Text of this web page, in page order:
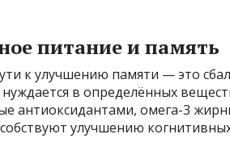
питание и память
к улучшению памяти — это
в определённых
антиоксидантами, омега-3
улучшению